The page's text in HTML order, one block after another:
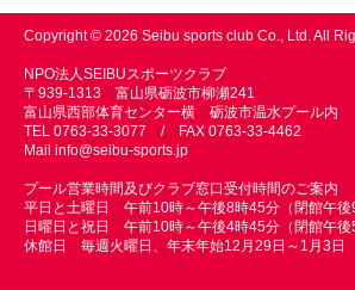
Copyright © 2026 Seibu sports club Co., Ltd. All
NPO法人SEIBUスポーツクラブ
〒939-1313 富山県砺波市柳瀬241
富山県西部体育センター横 砺波市温水プール内
TEL 0763-33-3077 / FAX 0763-33-4462
Mail info@seibu-sports.jp
プール営業時間及びクラブ窓口受付時間のご案内
平日と土曜日 午前10時～午後8時45分（閉館午後9
日曜日と祝日 午前10時～午後4時45分（閉館午後5
休館日 毎週火曜日、年末年始12月29日～1月3日